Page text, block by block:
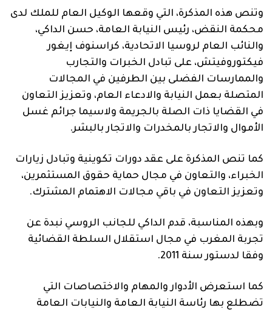
وتنص هذه المذكرة، التي وقعها الوكيل العام للملك لدى
محكمة النقض، رئيس النيابة العامة، حسن الداكي،
والنائب العام لروسيا الاتحادية، كراسنوف إيغور
فيكتوروفيتش، على تبادل الخبرات والتجارب
والممارسات الفضلى بين الطرفين في المجالات
المتصلة بعمل النيابة والادعاء العام، وتعزيز التعاون
في القضايا ذات الصلة بالجريمة ولاسيما جرائم غسل
الأموال والاتجار بالمخدرات والاتجار بالبشر.
كما تنص المذكرة على عقد دورات تكوينية وتبادل زيارات
الخبراء، والتعاون في مجال حماية حقوق المستثمرين،
وتعزيز التعاون في باقي مجالات الاهتمام المشترك.
وبهذه المناسبة، قدم الداكي للجانب الروسي نبدة عن
تجربة المغرب في مجال استقلال السلطة القضائية
وفقا لدستور سنة 2011.
كما استعرض الأدوار والمهام والاختصاصات التي
تضطلع بها رئاسة النيابة العامة والنيابات العامة